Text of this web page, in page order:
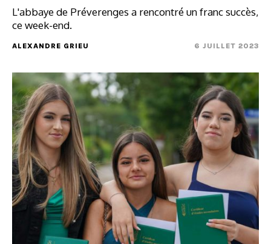
L'abbaye de Préverenges a rencontré un franc succès,
ce week-end.
ALEXANDRE GRIEU 6 JUILLET 2023